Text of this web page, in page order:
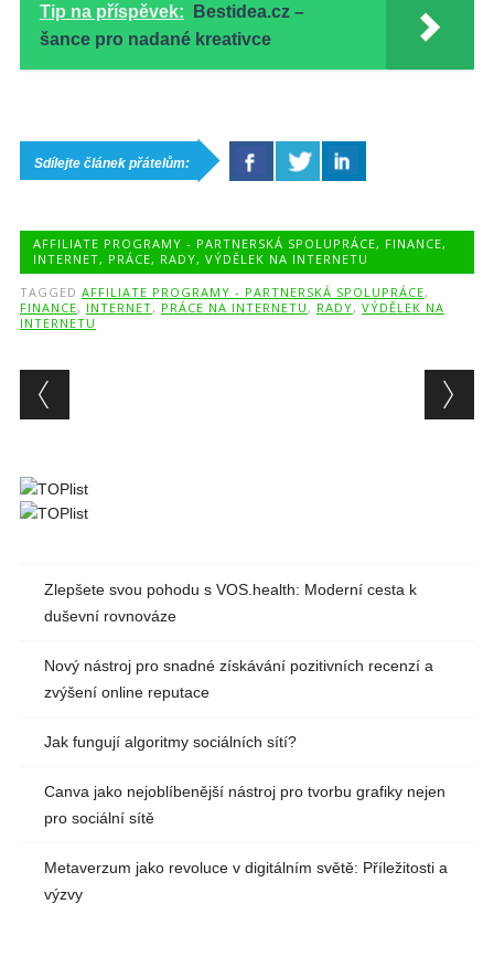
Tip na příspěvek:
Bestidea.cz –
šance pro nadané kreativce
Sdílejte článek přátelům:
AFFILIATE PROGRAMY - PARTNERSKÁ SPOLUPRÁCE, FINANCE,
INTERNET, PRÁCE, RADY, VÝDĚLEK NA INTERNETU
TAGGED AFFILIATE PROGRAMY - PARTNERSKÁ SPOLUPRÁCE,
FINANCE, INTERNET, PRÁCE NA INTERNETU , RADY, VÝDĚLEK NA
INTERNETU
Post navigation
Zlepšete svou pohodu s VOS.health: Moderní cesta k
duševní rovnováze
Nový nástroj pro snadné získávání pozitivních recenzí a
zvýšení online reputace
Jak fungují algoritmy sociálních sítí?
Canva jako nejoblíbenější nástroj pro tvorbu grafiky nejen
pro sociální sítě
Metaverzum jako revoluce v digitálním světě: Příležitosti a
výzvy